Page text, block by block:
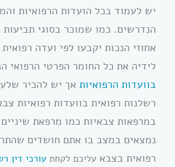
יש לעמוד בכל הועדות הרפואיות
הנדרשים. כמו שמוכר בסוגי תביעות
אחוזי הנכות יקבעו לפי ועדה
לידיה את כל החומר הפרטי הרפואי
בוועדות הרפואיות אך יש להכיר
רשלנות רפואית בוועדות רפואיות
במרפאות צבאיות כמו מרפאת
נמצאים במצב בו אתם חושדים
רפואית בצבא עליכם לקחת עורכי דין